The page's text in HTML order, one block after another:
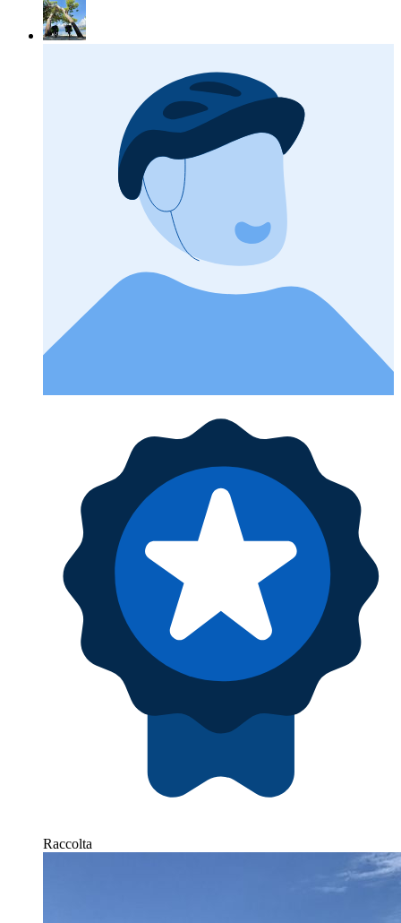
Raccolta